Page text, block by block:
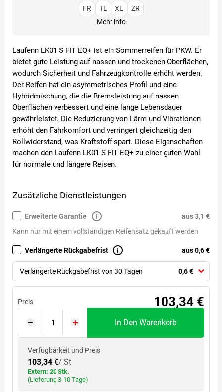
FR TL XL
ZR
Mehr info
Laufenn LK01 S FIT EQ+ ist ein Sommerreifen für PKW. Er
bietet gute Leistung auf nassen und trockenen Oberflächen,
wodurch Sicherheit und Fahrzeugkontrolle erhöht werden.
Der Reifen hat ein asymmetrisches Profil und eine
Hybridmischung, die die Bremsleistung auf nassen
Oberflächen verbessert und eine lange Lebensdauer
gewährleistet. Die Reduzierung von Lärm und Vibrationen
erhöht den Fahrkomfort und verringert gleichzeitig den
Rollwiderstand, was Kraftstoff spart. Diese Eigenschaften
machen den Laufenn LK01 S FIT EQ+ zu einer guten Wahl
für normale und längere Reisen.
Zusätzliche Dienstleistungen
Erweiterte Garantie
Kann nur mit einem vollständigen Reifensatz gekauft werden
aus 3,1 €
Verlängerte Rückgabefrist
Verlängerte Rückgabefrist von 30 Tagen 0,6 €
aus 0,6 €
Preis 103,34 €
In Den Warenkorb
Verfügbarkeit und Preis
103,34 €/ St
Extern: 20 Stk.
(Lieferung 3-10 Tage)